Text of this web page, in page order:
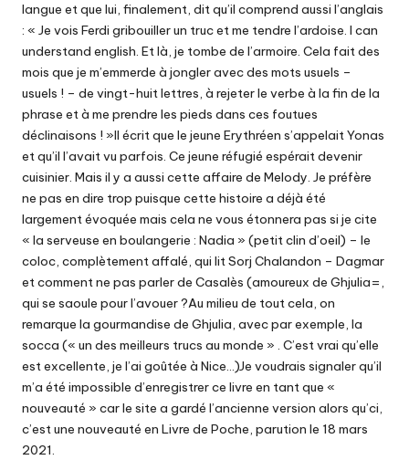
langue et que lui, finalement, dit qu’il comprend aussi l’anglais
: « Je vois Ferdi gribouiller un truc et me tendre l’ardoise. I can
understand english. Et là, je tombe de l’armoire. Cela fait des
mois que je m’emmerde à jongler avec des mots usuels –
usuels ! – de vingt-huit lettres, à rejeter le verbe à la fin de la
phrase et à me prendre les pieds dans ces foutues
déclinaisons ! »Il écrit que le jeune Erythréen s’appelait Yonas
et qu’il l’avait vu parfois. Ce jeune réfugié espérait devenir
cuisinier. Mais il y a aussi cette affaire de Melody. Je préfère
ne pas en dire trop puisque cette histoire a déjà été
largement évoquée mais cela ne vous étonnera pas si je cite
« la serveuse en boulangerie : Nadia » (petit clin d’oeil) – le
coloc, complètement affalé, qui lit Sorj Chalandon – Dagmar
et comment ne pas parler de Casalès (amoureux de Ghjulia=,
qui se saoule pour l’avouer ?Au milieu de tout cela, on
remarque la gourmandise de Ghjulia, avec par exemple, la
socca (« un des meilleurs trucs au monde » . C’est vrai qu’elle
est excellente, je l’ai goûtée à Nice…)Je voudrais signaler qu’il
m’a été impossible d’enregistrer ce livre en tant que «
nouveauté » car le site a gardé l’ancienne version alors qu’ci,
c’est une nouveauté en Livre de Poche, parution le 18 mars
2021.